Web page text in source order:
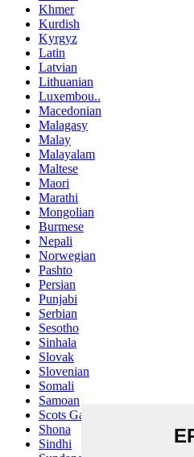
Khmer
Kurdish
Kyrgyz
Latin
Latvian
Lithuanian
Luxembou..
Macedonian
Malagasy
Malay
Malayalam
Maltese
Maori
Marathi
Mongolian
Burmese
Nepali
Norwegian
Pashto
Persian
Punjabi
Serbian
Sesotho
Sinhala
Slovak
Slovenian
Somali
Samoan
Scots Gaelic
Shona
Sindhi